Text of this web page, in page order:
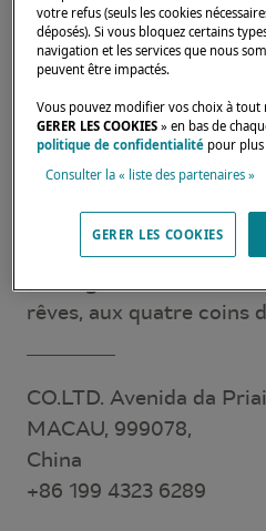
Nos dealers sont là pour
attentes et besoins. Ils
rêves, aux quatre coins
CO.LTD. Avenida da
MACAU, 999078,
China
+86 199 4323 6289
votre refus (seuls les cookies
déposés). Si vous bloquez certains
navigation et les services que nous
peuvent être impactés.
Vous pouvez modifier vos choix à
GERER LES COOKIES » en bas de
politique de confidentialité pour
Consulter la « liste des partenaires »
GERER LES COOKIES